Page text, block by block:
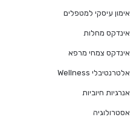
אימון עיסקי למטפלים
אינדקס מחלות
אינדקס צמחי מרפא
אלטרנטיבלי Wellness
אנרגיות חיוביות
אסטרולוגיה